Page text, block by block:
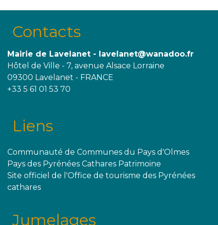
Contacts
Mairie de Lavelanet - lavelanet@wanadoo.fr
Hôtel de Ville - 7, avenue Alsace Lorraine
09300 Lavelanet - FRANCE
+33 5 61 01 53 70
Liens
Communauté de Communes du Pays d'Olmes
Pays des Pyrénées Cathares Patrimoine
Site officiel de l'Office de tourisme des Pyrénées
cathares
Jumelages